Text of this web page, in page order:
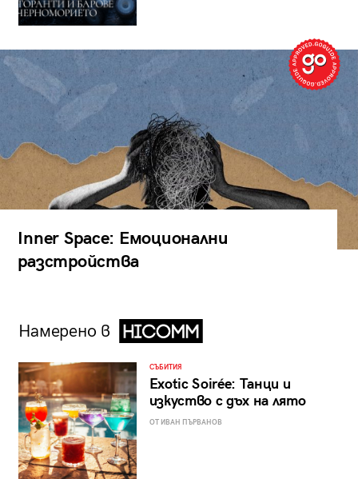
Inner Space: Емоционални
разстройства
Намерено в
СЪБИТИЯ
Exotic Soirée: Танци и
изкуство с дъх на лято
ОТ ИВАН ПЪРВАНОВ